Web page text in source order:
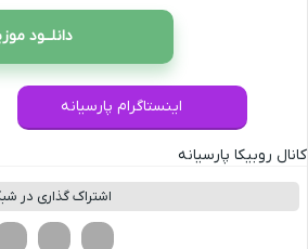
دانلــود
اینستاگرام پارسیانه
کانال روبیکا پارسیانه
اشتراک گذاری در